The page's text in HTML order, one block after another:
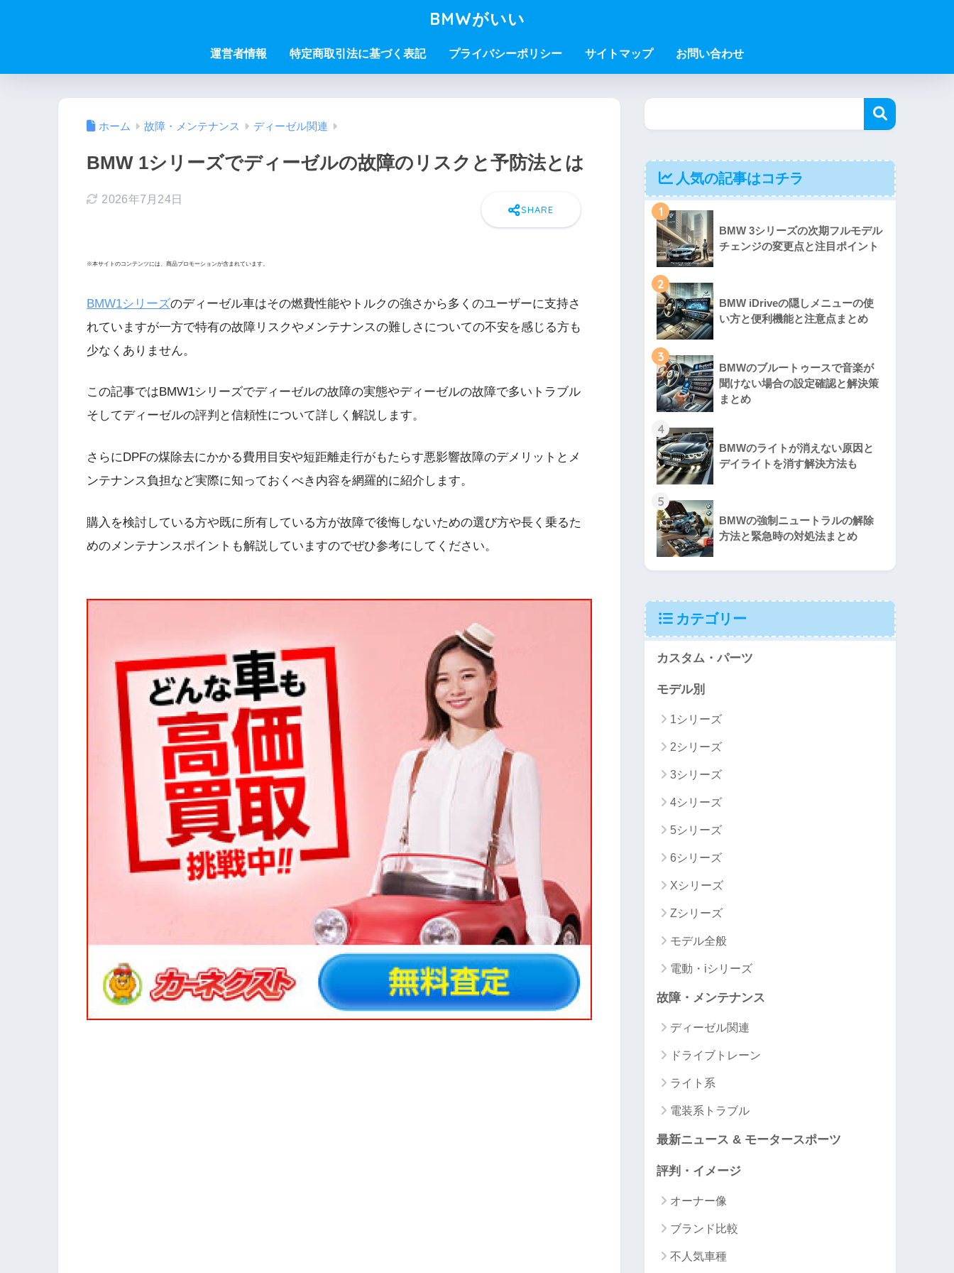
BMWがいい
運営者情報 特定商取引法に基づく表記 プライバシーポリシー サイトマップ お問い合わせ
ホーム 故障・メンテナンス ディーゼル関連
BMW 1シリーズでディーゼルの故障のリスクと予防法とは
2026年7月24日
※本サイトのコンテンツには、商品プロモーションが含まれています。
BMW1シリーズのディーゼル車はその燃費性能やトルクの強さから多くのユーザーに支持さ
れていますが一方で特有の故障リスクやメンテナンスの難しさについての不安を感じる方も
少なくありません。
この記事ではBMW1シリーズでディーゼルの故障の実態やディーゼルの故障で多いトラブル
そしてディーゼルの評判と信頼性について詳しく解説します。
さらにDPFの煤除去にかかる費用目安や短距離走行がもたらす悪影響故障のデメリットとメ
ンテナンス負担など実際に知っておくべき内容を網羅的に紹介します。
購入を検討している方や既に所有している方が故障で後悔しないための選び方や長く乗るた
めのメンテナンスポイントも解説していますのでぜひ参考にしてください。
人気の記事はコチラ
1
BMW 3シリーズの次期フルモデル
チェンジの変更点と注目ポイント
2
BMW iDriveの隠しメニューの使
い方と便利機能と注意点まとめ
3
BMWのブルートゥースで音楽が
聞けない場合の設定確認と解決策
まとめ
4
BMWのライトが消えない原因と
デイライトを消す解決方法も
5
BMWの強制ニュートラルの解除
方法と緊急時の対処法まとめ
カテゴリー
カスタム・パーツ
モデル別
1シリーズ
2シリーズ
3シリーズ
4シリーズ
5シリーズ
6シリーズ
Xシリーズ
Zシリーズ
モデル全般
電動・iシリーズ
故障・メンテナンス
ディーゼル関連
ドライブトレーン
ライト系
電装系トラブル
最新ニュース & モータースポーツ
評判・イメージ
オーナー像
ブランド比較
不人気車種